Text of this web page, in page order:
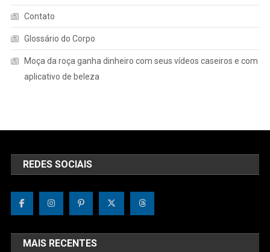
Contato
Glossário do Corpo
Moça da roça ganha dinheiro com seus vídeos caseiros e com
aplicativo de beleza
REDES SOCIAIS
MAIS RECENTES